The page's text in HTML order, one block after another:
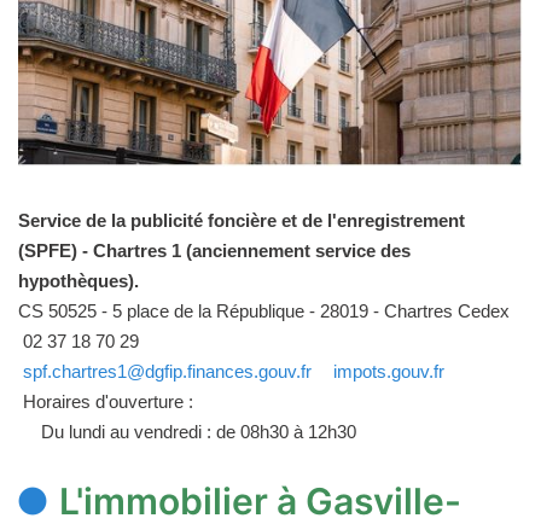
Service de la publicité foncière et de l'enregistrement
(SPFE) - Chartres 1 (anciennement service des
hypothèques).
CS 50525 - 5 place de la République - 28019 - Chartres Cedex
02 37 18 70 29
spf.chartres1@dgfip.finances.gouv.fr
impots.gouv.fr
Horaires d'ouverture :
Du lundi au vendredi : de 08h30 à 12h30
L'immobilier à Gasville-